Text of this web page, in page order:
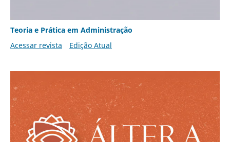
Teoria e Prática em Administração
Acessar revista
Edição Atual